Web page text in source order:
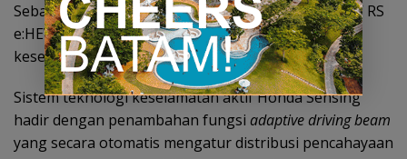
Sebagai sebuah SUV premium, All New Honda CR-V RS
e:HEV dibekali dengan serangkaian teknologi
keselamatan dengan teknologi terdepan.
Sistem teknologi keselamatan aktif Honda Sensing
hadir dengan penambahan fungsi adaptive driving beam
yang secara otomatis mengatur distribusi pencahayaan